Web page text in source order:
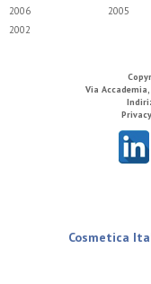
2006
2005
2002
Via
Cosmetica